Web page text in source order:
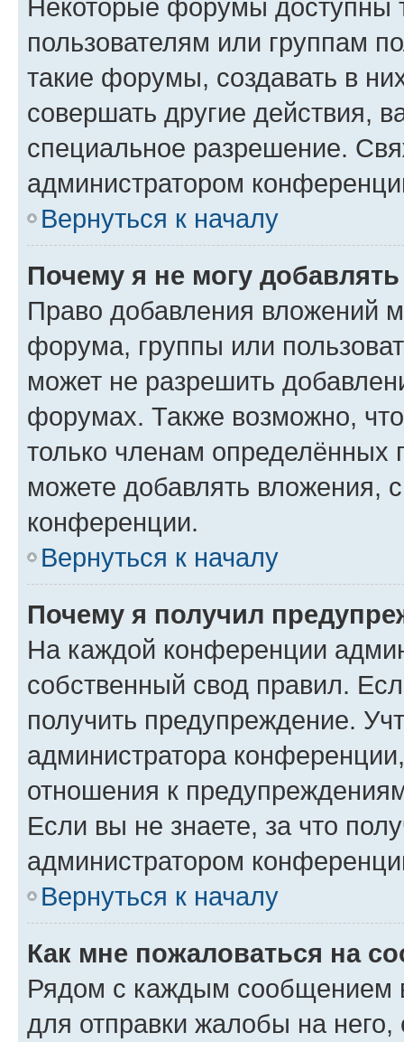
Некоторые форумы доступны
пользователям или группам
такие форумы, создавать в
совершать другие действия,
специальное разрешение.
администратором
Вернуться к началу
Почему я не могу
Право добавления вложений
форума, группы или
может не разрешить
форумах. Также возможно,
только членам определённых
можете добавлять вложения,
конференции.
Вернуться к началу
Почему я получил
На каждой конференции
собственный свод правил.
получить предупреждение.
администратора
отношения к
Если вы не знаете, за что
администратором
Вернуться к началу
Как мне пожаловаться на
Рядом с каждым сообщением
для отправки жалобы на